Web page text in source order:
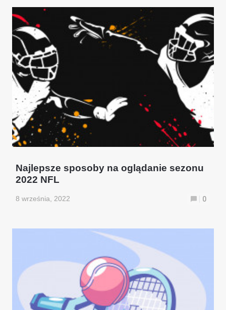
Najlepsze sposoby na oglądanie sezonu
2022 NFL
8 września, 2022 0